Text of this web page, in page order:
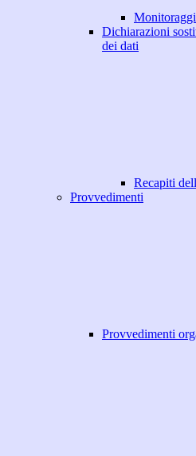
Dichiarazioni
dei dati
Recapiti
Provvedimenti
Provvedimenti